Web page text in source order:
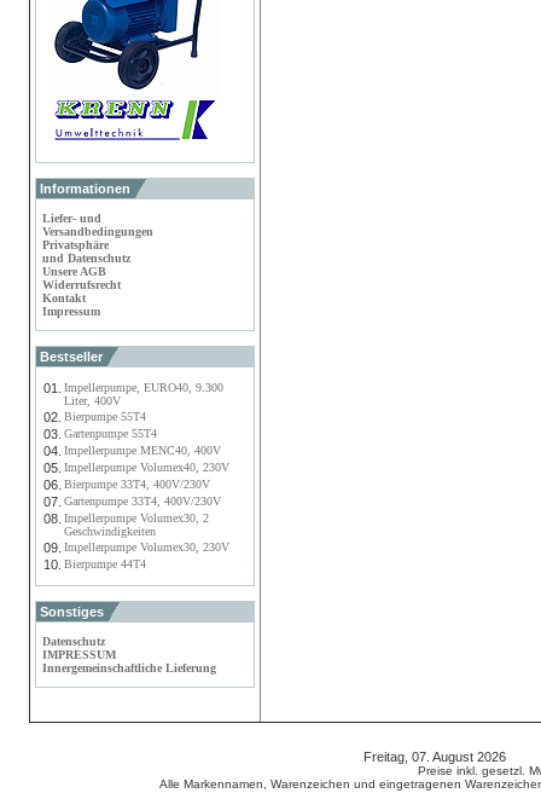
Informationen
Liefer- und
Versandbedingungen
Privatsphäre
und Datenschutz
Unsere AGB
Widerrufsrecht
Kontakt
Impressum
Bestseller
01.
Impellerpumpe, EURO40, 9.300
Liter, 400V
02. Bierpumpe 55T4
03. Gartenpumpe 55T4
04. Impellerpumpe MENC40, 400V
05. Impellerpumpe Volumex40, 230V
06. Bierpumpe 33T4, 400V/230V
07. Gartenpumpe 33T4, 400V/230V
08. Impellerpumpe Volumex30, 2
Geschwindigkeiten
09. Impellerpumpe Volumex30, 230V
10. Bierpumpe 44T4
Sonstiges
Datenschutz
IMPRESSUM
Innergemeinschaftliche Lieferung
Freitag, 07. August 2026
Preise inkl. gesetzl.
Alle Markennamen, Warenzeichen und eingetragenen